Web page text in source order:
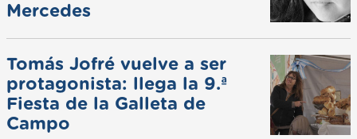
Mercedes
Tomás Jofré vuelve a ser
protagonista: llega la 9.ª
Fiesta de la Galleta de
Campo